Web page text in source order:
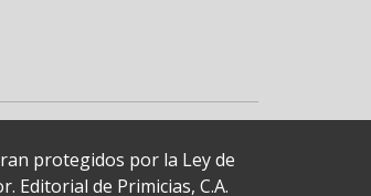
protegidos por la Ley de
Editorial de Primicias, C.A.